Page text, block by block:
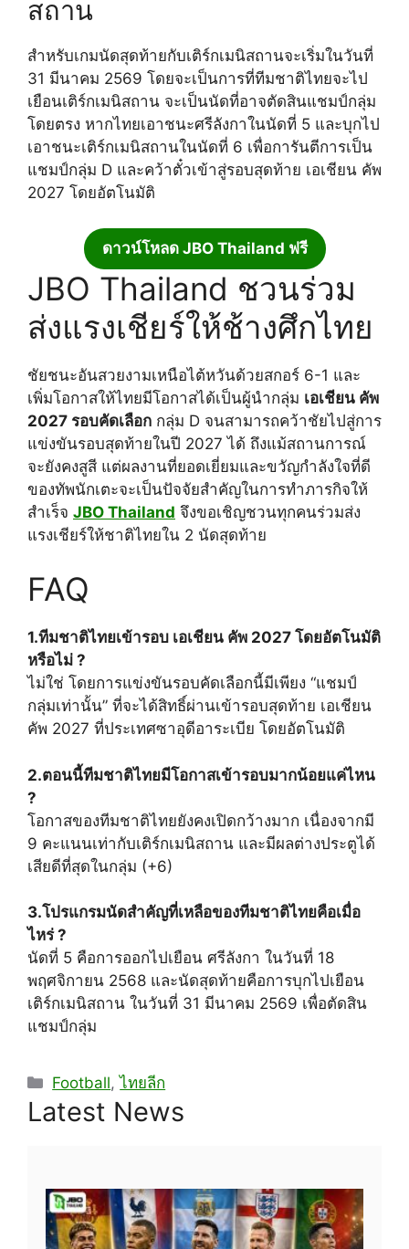
สถาน
สำหรับเกมนัดสุดท้ายกับเติร์กเมนิสถานจะเริ่มในวันที่
31 มีนาคม 2569 โดยจะเป็นการที่ทีมชาติไทยจะไป
เยือนเติร์กเมนิสถาน จะเป็นนัดที่อาจตัดสินแชมป์กลุ่ม
โดยตรง หากไทยเอาชนะศรีลังกาในนัดที่ 5 และบุกไป
เอาชนะเติร์กเมนิสถานในนัดที่ 6 เพื่อการันตีการเป็น
แชมป์กลุ่ม D และคว้าตั๋วเข้าสู่รอบสุดท้าย เอเชียน คัพ
2027 โดยอัตโนมัติ
ดาวน์โหลด JBO Thailand ฟรี
JBO Thailand ชวนร่วม
ส่งแรงเชียร์ให้ช้างศึกไทย
ชัยชนะอันสวยงามเหนือไต้หวันด้วยสกอร์ 6-1 และ
เพิ่มโอกาสให้ไทยมีโอกาสได้เป็นผู้นำกลุ่ม เอเชียน คัพ
2027 รอบคัดเลือก กลุ่ม D จนสามารถคว้าชัยไปสู่การ
แข่งขันรอบสุดท้ายในปี 2027 ได้ ถึงแม้สถานการณ์
จะยังคงสูสี แต่ผลงานที่ยอดเยี่ยมและขวัญกำลังใจที่ดี
ของทัพนักเตะจะเป็นปัจจัยสำคัญในการทำภารกิจให้
สำเร็จ JBO Thailand จึงขอเชิญชวนทุกคนร่วมส่ง
แรงเชียร์ให้ชาติไทยใน 2 นัดสุดท้าย
FAQ
1.ทีมชาติไทยเข้ารอบ เอเชียน คัพ 2027 โดยอัตโนมัติ
หรือไม่ ?
ไม่ใช่ โดยการแข่งขันรอบคัดเลือกนี้มีเพียง “แชมป์
กลุ่มเท่านั้น” ที่จะได้สิทธิ์ผ่านเข้ารอบสุดท้าย เอเชียน
คัพ 2027 ที่ประเทศซาอุดีอาระเบีย โดยอัตโนมัติ
2.ตอนนี้ทีมชาติไทยมีโอกาสเข้ารอบมากน้อยแค่ไหน
?
โอกาสของทีมชาติไทยยังคงเปิดกว้างมาก เนื่องจากมี
9 คะแนนเท่ากับเติร์กเมนิสถาน และมีผลต่างประตูได้
เสียดีที่สุดในกลุ่ม (+6)
3.โปรแกรมนัดสำคัญที่เหลือของทีมชาติไทยคือเมื่อ
ไหร่ ?
นัดที่ 5 คือการออกไปเยือน ศรีลังกา ในวันที่ 18
พฤศจิกายน 2568 และนัดสุดท้ายคือการบุกไปเยือน
เติร์กเมนิสถาน ในวันที่ 31 มีนาคม 2569 เพื่อตัดสิน
แชมป์กลุ่ม
Categories
Football,ไทยลีก
Latest News